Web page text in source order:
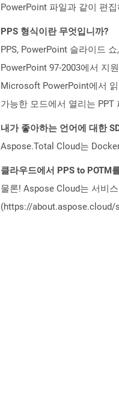
PowerPoint 파일과 같이 편
PPS 형식이란 무엇입니까?
PPS, PowerPoint 슬라이드
PowerPoint 97-2003에서 지
Microsoft PowerPoint에서
가능한 모드에서 열리는
내가 좋아하는 언어에 대한
Aspose.Total Cloud는
클라우드에서 PPS to POTM
물론! Aspose Cloud는 서비
(https://about.aspose.cloud/